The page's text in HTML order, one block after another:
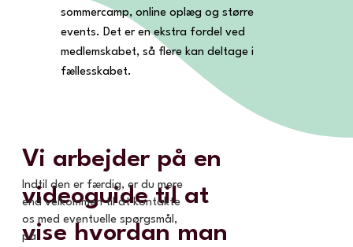
sommercamp, online oplæg og større
events. Det er en ekstra fordel ved
medlemskabet, så flere kan deltage i
fællesskabet.
Vi arbejder på en
videoguide til at
vise hvordan man
Indtil den er færdig, er du mere
end velkommen til at kontakte
os med eventuelle spørgsmål,
på